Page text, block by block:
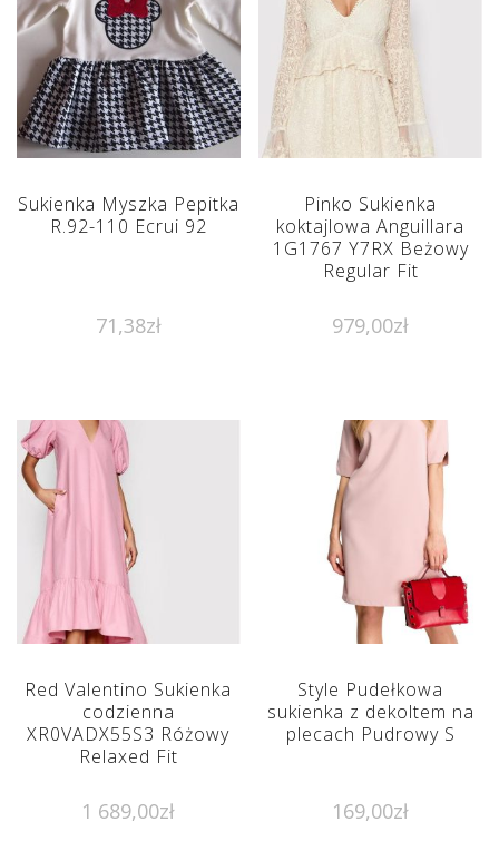
Sukienka Myszka Pepitka
R.92-110 Ecrui 92
71,38zł
Pinko Sukienka
koktajlowa Anguillara
1G1767 Y7RX Beżowy
Regular Fit
979,00zł
Red Valentino Sukienka
codzienna
XR0VADX55S3 Różowy
Relaxed Fit
1 689,00zł
Style Pudełkowa
sukienka z dekoltem na
plecach Pudrowy S
169,00zł